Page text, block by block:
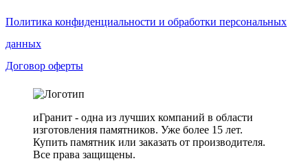
Политика конфиденциальности и обработки персональных
данных
Договор оферты
иГранит - одна из лучших компаний в области
изготовления памятников. Уже более 15 лет.
Купить памятник или заказать от производителя.
Все права защищены.